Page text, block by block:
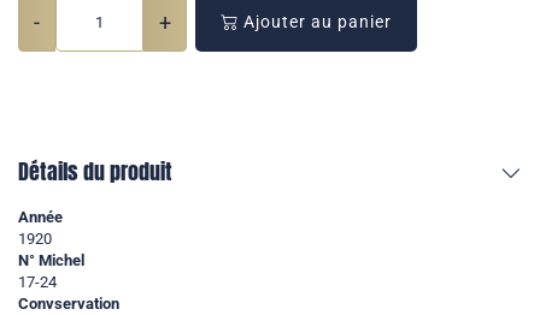
- + Ajouter au panier
Détails du produit
Année
1920
N° Michel
17-24
Convservation